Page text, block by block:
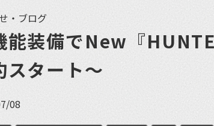
・ブログ
能装備でNew『
スタート〜
08